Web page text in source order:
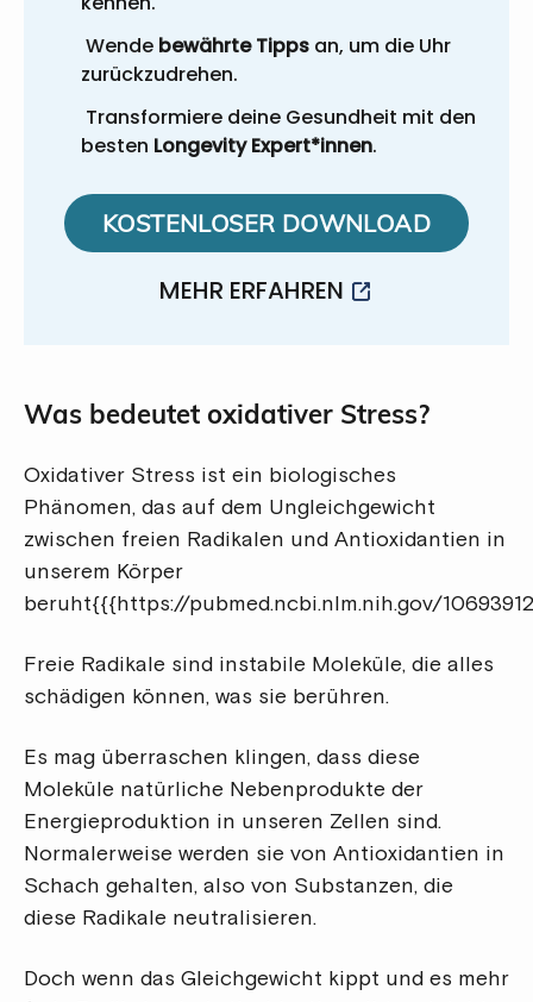
Wende bewährte Tipps an, um die Uhr
zurückzudrehen.
Transformiere deine Gesundheit mit den
besten Longevity Expert*innen.
KOSTENLOSER DOWNLOAD
MEHR ERFAHREN
Was bedeutet oxidativer Stress?
Oxidativer Stress ist ein biologisches
Phänomen, das auf dem Ungleichgewicht
zwischen freien Radikalen und Antioxidantien in
unserem Körper
beruht{{{https://pubmed.ncbi.nlm.nih.gov/
Freie Radikale sind instabile Moleküle, die alles
schädigen können, was sie berühren.
Es mag überraschen klingen, dass diese
Moleküle natürliche Nebenprodukte der
Energieproduktion in unseren Zellen sind.
Normalerweise werden sie von Antioxidantien in
Schach gehalten, also von Substanzen, die
diese Radikale neutralisieren.
Doch wenn das Gleichgewicht kippt und es mehr